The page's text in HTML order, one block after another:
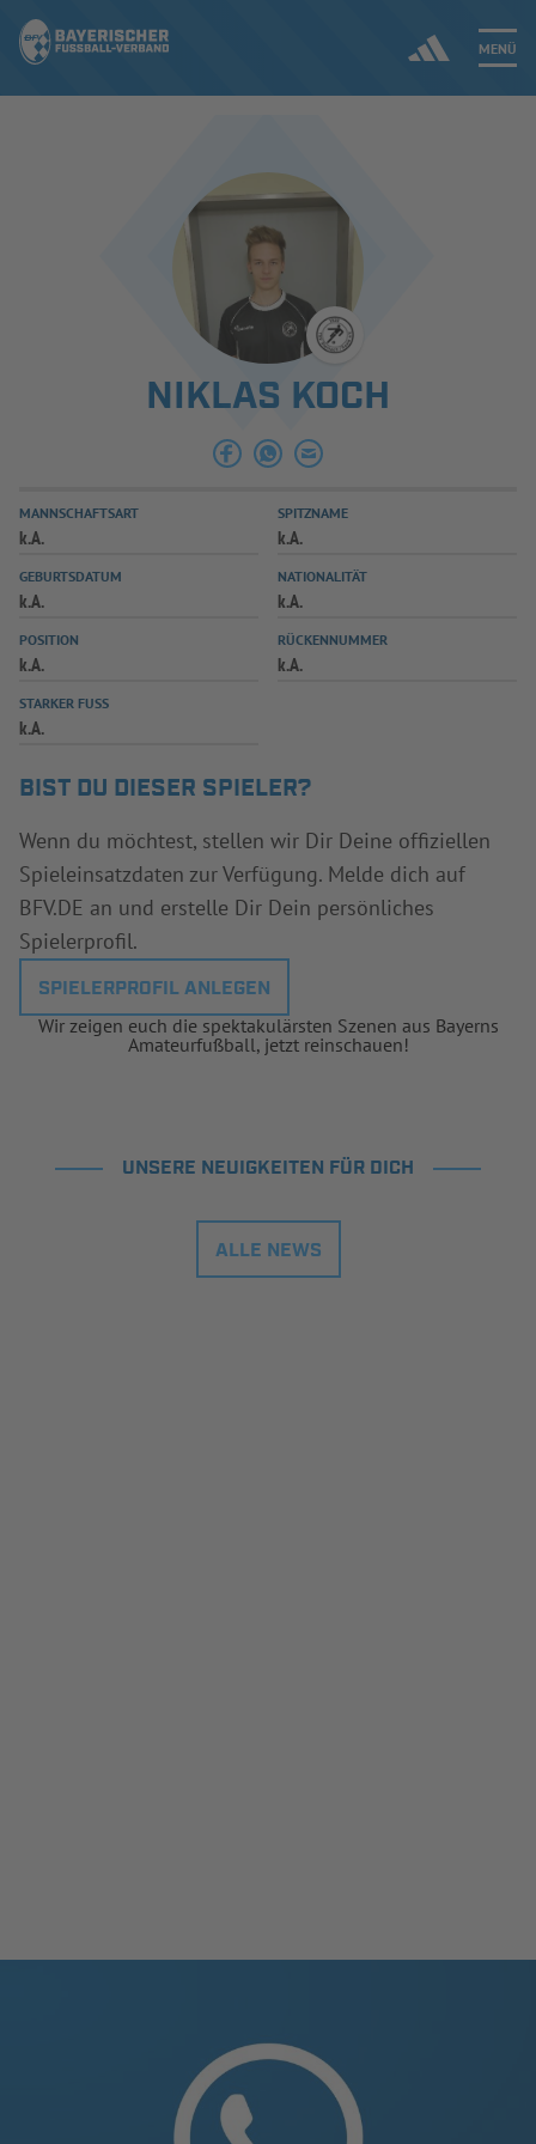
MENÜ
ERGEBNISSE & WETTBEWERBE
SPIELBETRIEB & VERBANDSLEBEN
AUSBILDUNG & FÖRDERUNG
SPIELPLUS
NIKLAS KOCH
MANNSCHAFTSART
k.A.
SPITZNAME
k.A.
GEBURTSDATUM
k.A.
NATIONALITÄT
k.A.
POSITION
k.A.
RÜCKENNUMMER
k.A.
STARKER FUSS
k.A.
BIST DU DIESER SPIELER?
Wenn du möchtest, stellen wir Dir Deine offiziellen
Spieleinsatzdaten zur Verfügung. Melde dich auf
BFV.DE an und erstelle Dir Dein persönliches
Spielerprofil.
SPIELERPROFIL ANLEGEN
Wir zeigen euch die spektakulärsten Szenen aus Bayerns
Amateurfußball, jetzt reinschauen!
UNSERE NEUIGKEITEN FÜR DICH
ALLE NEWS